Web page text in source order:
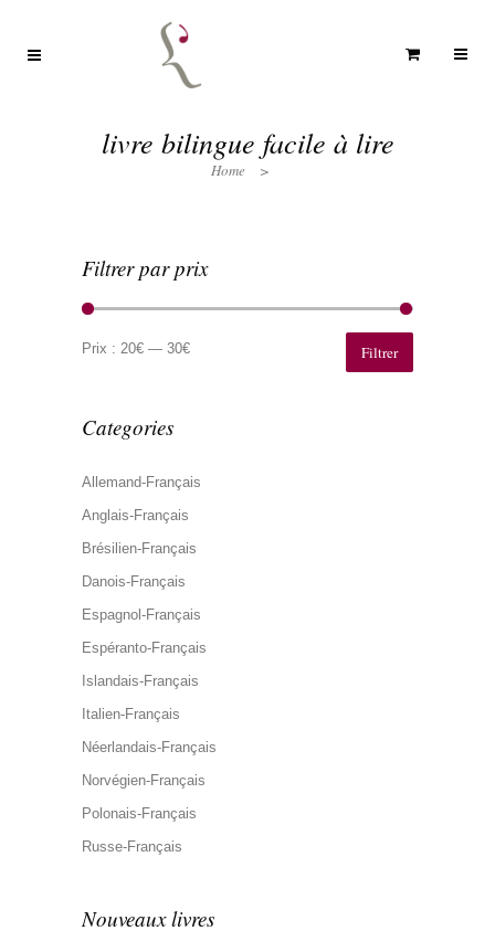
livre bilingue facile à lire
Home >
Filtrer par prix
min
max
Filtrer
Prix : 20€ — 30€
Categories
Allemand-Français
Anglais-Français
Brésilien-Français
Danois-Français
Espagnol-Français
Espéranto-Français
Islandais-Français
Italien-Français
Néerlandais-Français
Norvégien-Français
Polonais-Français
Russe-Français
Nouveaux livres